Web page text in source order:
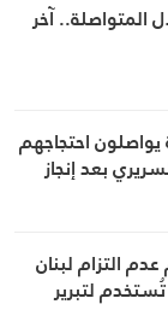
المتواصلة.. آخر
يواصلون احتجاجهم
بعد إنجاز
التزام لبنان
لتبرير